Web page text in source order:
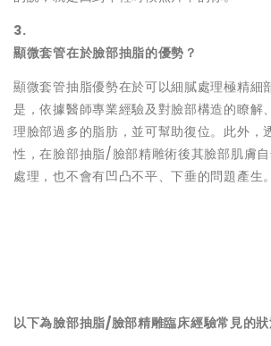
3.
顯微套管在於臉部抽脂的優勢？
顯微套管抽脂優勢在於可以細膩處理極精細
是，依據醫師專業經驗及對臉部構造的瞭解
理臉部過多的脂肪，並可幫助復位。此外，
性，在臉部抽脂/臉部精雕術後其臉部肌膚
處理，也不會有凹凸不平、下垂的問題產生。
以下為臉部抽脂/臉部精雕臨床經驗常見的狀